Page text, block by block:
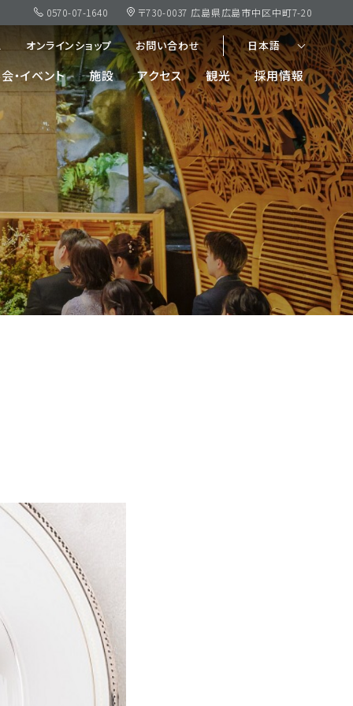
0570-07-1640 〒730-0037 広島県広島市中区中町7-20
オンラインショップ お問い合わせ 日本語
・イベント 施設 アクセス 観光 採用情報